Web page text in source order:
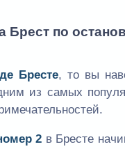
Брест по
Бресте, то вы
из самых
2 в Бресте